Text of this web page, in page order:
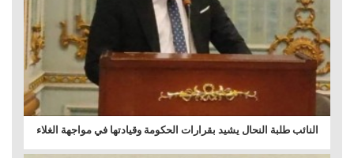
النائب طلبة النحال يشيد بقرارات الحكومة وقيادتها في مواجهة الغلاء